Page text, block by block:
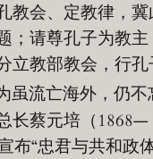
教会、定教律，冀
；请尊孔子为教主
立教部教会，行孔
虽流亡海外，仍不
长蔡元培（1868—
布“忠君与共和政